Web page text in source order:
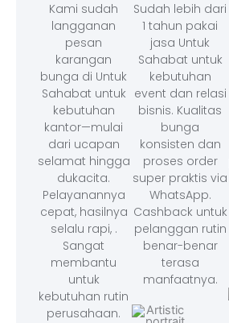
Kami sudah
langganan
pesan
karangan
bunga di Untuk
Sahabat untuk
kebutuhan
kantor—mulai
dari ucapan
selamat hingga
dukacita.
Pelayanannya
cepat, hasilnya
selalu rapi, .
Sangat
membantu
untuk
kebutuhan rutin
perusahaan.
Sudah lebih dari
1 tahun pakai
jasa Untuk
Sahabat untuk
kebutuhan
event dan relasi
bisnis. Kualitas
bunga
konsisten dan
proses order
super praktis via
WhatsApp.
Cashback untuk
pelanggan rutin
benar-benar
terasa
manfaatnya.